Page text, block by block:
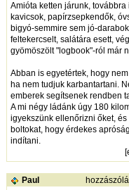
Amióta ketten járunk,
kavicsok, papírzsepkendők,
bigyó-semmire sem jó-
feltekercselt, salátára esett,
gyömöszölt "logbook"-ról már
Abban is egyetértek, hogy
ha nem tudjuk karbantartani.
emberek segítsenek rendben
A mi négy ládánk úgy 180
igyekszünk ellenőrizni őket,
boltokat, hogy érdekes
indítani.
[
Paul